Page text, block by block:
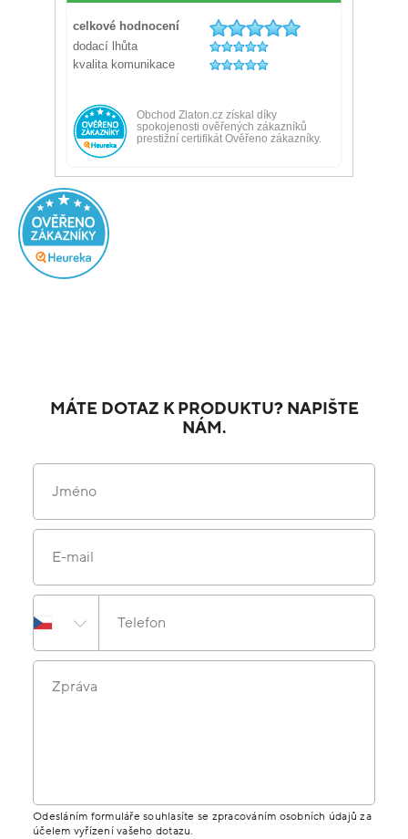
MÁTE DOTAZ K PRODUKTU? NAPIŠTE
NÁM.
Jméno
E-mail
Telefon
Zpráva
Odesláním formuláře souhlasíte se zpracováním osobních údajů za
účelem vyřízení vašeho dotazu.